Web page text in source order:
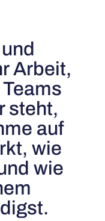
Arbeit,
steht,
auf
wie
wie